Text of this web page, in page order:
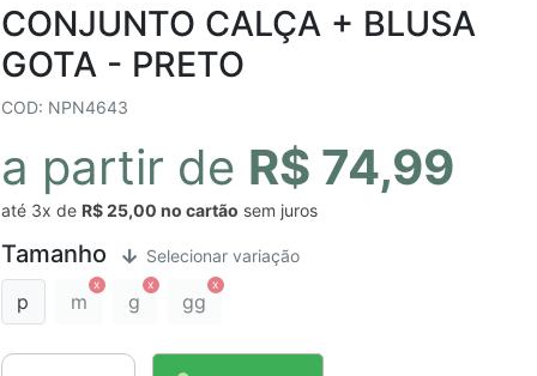
CONJUNTO CALÇA + BLUSA
GOTA - PRETO
COD: NPN4643
a partir de R$ 74,99
até 3x de R$ 25,00 sem juros
Tamanho Selecionar variação
p m g gg